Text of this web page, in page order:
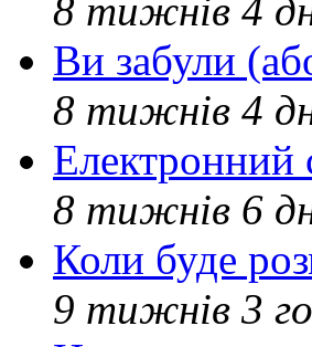
8 тижнів 4
Ви забули
8 тижнів 4
Електронний
8 тижнів 6
Коли буде
9 тижнів 3